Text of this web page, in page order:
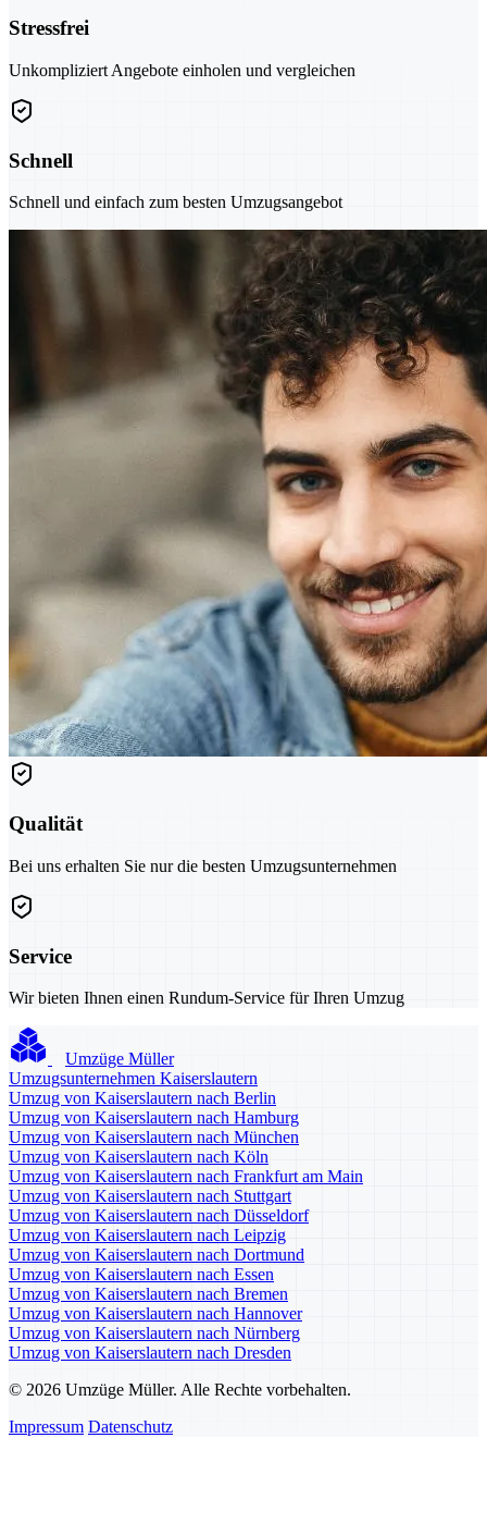
Stressfrei
Unkompliziert Angebote einholen und vergleichen
Schnell
Schnell und einfach zum besten Umzugsangebot
Qualität
Bei uns erhalten Sie nur die besten Umzugsunternehmen
Service
Wir bieten Ihnen einen Rundum-Service für Ihren Umzug
Umzüge Müller
Umzugsunternehmen Kaiserslautern
Umzug von Kaiserslautern nach Berlin
Umzug von Kaiserslautern nach Hamburg
Umzug von Kaiserslautern nach München
Umzug von Kaiserslautern nach Köln
Umzug von Kaiserslautern nach Frankfurt am Main
Umzug von Kaiserslautern nach Stuttgart
Umzug von Kaiserslautern nach Düsseldorf
Umzug von Kaiserslautern nach Leipzig
Umzug von Kaiserslautern nach Dortmund
Umzug von Kaiserslautern nach Essen
Umzug von Kaiserslautern nach Bremen
Umzug von Kaiserslautern nach Hannover
Umzug von Kaiserslautern nach Nürnberg
Umzug von Kaiserslautern nach Dresden
© 2026 Umzüge Müller. Alle Rechte vorbehalten.
Impressum Datenschutz